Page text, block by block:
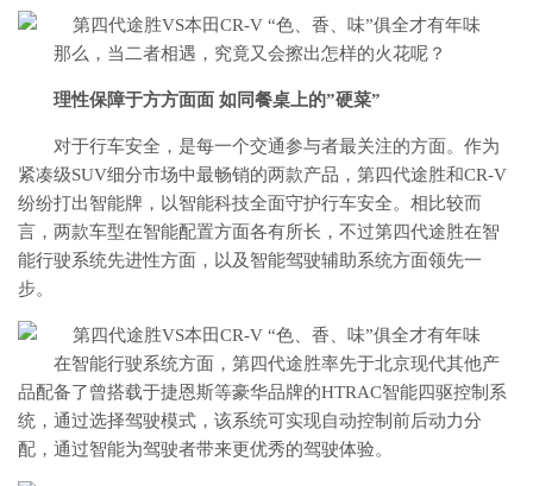
那么，当二者相遇，究竟又会擦出怎样的火花呢？
理性保障于方方面面 如同餐桌上的”硬菜”
对于行车安全，是每一个交通参与者最关注的方面。作为
紧凑级SUV细分市场中最畅销的两款产品，第四代途胜和CR-V
纷纷打出智能牌，以智能科技全面守护行车安全。相比较而
言，两款车型在智能配置方面各有所长，不过第四代途胜在智
能行驶系统先进性方面，以及智能驾驶辅助系统方面领先一
步。
在智能行驶系统方面，第四代途胜率先于北京现代其他产
品配备了曾搭载于捷恩斯等豪华品牌的HTRAC智能四驱控制系
统，通过选择驾驶模式，该系统可实现自动控制前后动力分
配，通过智能为驾驶者带来更优秀的驾驶体验。